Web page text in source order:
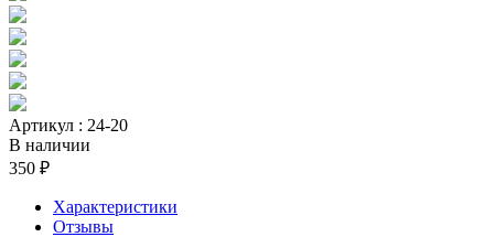
Артикул : 24-20
В наличии
350 ₽
Характеристики
Отзывы